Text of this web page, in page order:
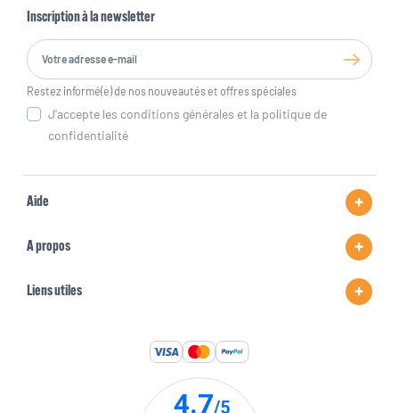
Inscription à la newsletter
Restez informé(e) de nos nouveautés et offres spéciales
J'accepte les conditions générales et la politique de
confidentialité
Aide
A propos
Liens utiles